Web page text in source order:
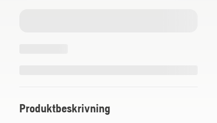
Produktbeskrivning